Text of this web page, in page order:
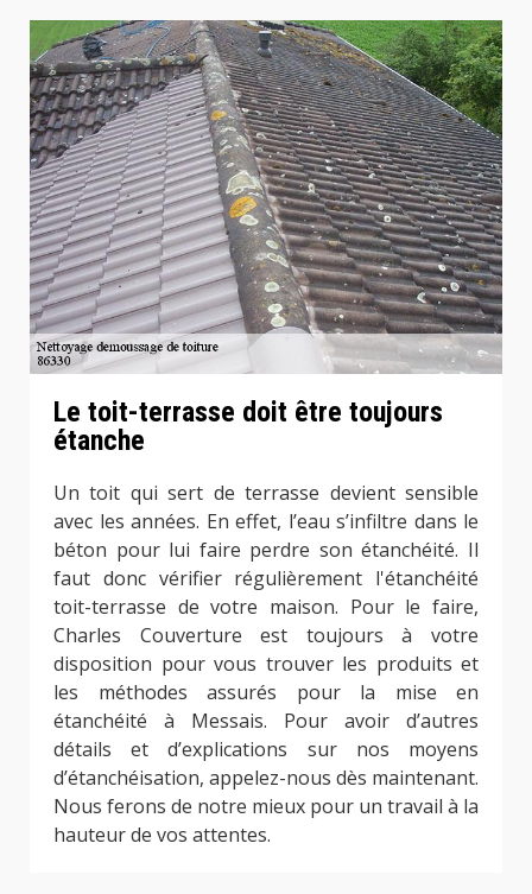
Le toit-terrasse doit être toujours
étanche
Un toit qui sert de terrasse devient sensible
avec les années. En effet, l’eau s’infiltre dans le
béton pour lui faire perdre son étanchéité. Il
faut donc vérifier régulièrement l'étanchéité
toit-terrasse de votre maison. Pour le faire,
Charles Couverture est toujours à votre
disposition pour vous trouver les produits et
les méthodes assurés pour la mise en
étanchéité à Messais. Pour avoir d’autres
détails et d’explications sur nos moyens
d’étanchéisation, appelez-nous dès maintenant.
Nous ferons de notre mieux pour un travail à la
hauteur de vos attentes.